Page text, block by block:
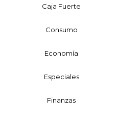
Caja Fuerte
Consumo
Economía
Especiales
Finanzas